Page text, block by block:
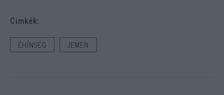
Cimkék:
ÉHÍNSÉG JEMEN